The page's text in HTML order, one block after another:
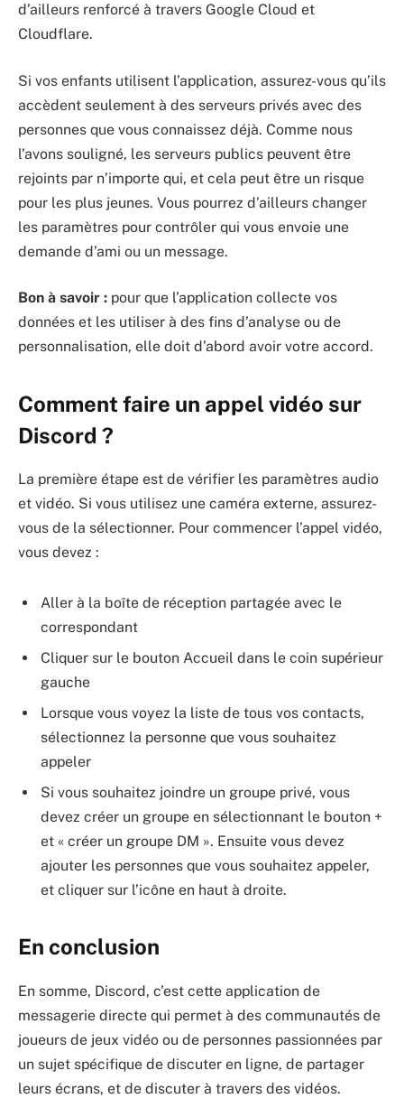
d’ailleurs renforcé à travers Google Cloud et
Cloudflare.
Si vos enfants utilisent l’application, assurez-vous qu’ils
accèdent seulement à des serveurs privés avec des
personnes que vous connaissez déjà. Comme nous
l’avons souligné, les serveurs publics peuvent être
rejoints par n’importe qui, et cela peut être un risque
pour les plus jeunes. Vous pourrez d’ailleurs changer
les paramètres pour contrôler qui vous envoie une
demande d’ami ou un message.
Bon à savoir : pour que l’application collecte vos
données et les utiliser à des fins d’analyse ou de
personnalisation, elle doit d’abord avoir votre accord.
Comment faire un appel vidéo sur
Discord ?
La première étape est de vérifier les paramètres audio
et vidéo. Si vous utilisez une caméra externe, assurez-
vous de la sélectionner. Pour commencer l’appel vidéo,
vous devez :
Aller à la boîte de réception partagée avec le
correspondant
Cliquer sur le bouton Accueil dans le coin supérieur
gauche
Lorsque vous voyez la liste de tous vos contacts,
sélectionnez la personne que vous souhaitez
appeler
Si vous souhaitez joindre un groupe privé, vous
devez créer un groupe en sélectionnant le bouton +
et « créer un groupe DM ». Ensuite vous devez
ajouter les personnes que vous souhaitez appeler,
et cliquer sur l’icône en haut à droite.
En conclusion
En somme, Discord, c’est cette application de
messagerie directe qui permet à des communautés de
joueurs de jeux vidéo ou de personnes passionnées par
un sujet spécifique de discuter en ligne, de partager
leurs écrans, et de discuter à travers des vidéos.